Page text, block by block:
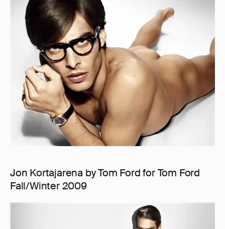
Jon Kortajarena by Tom Ford for Tom Ford
Fall/Winter 2009